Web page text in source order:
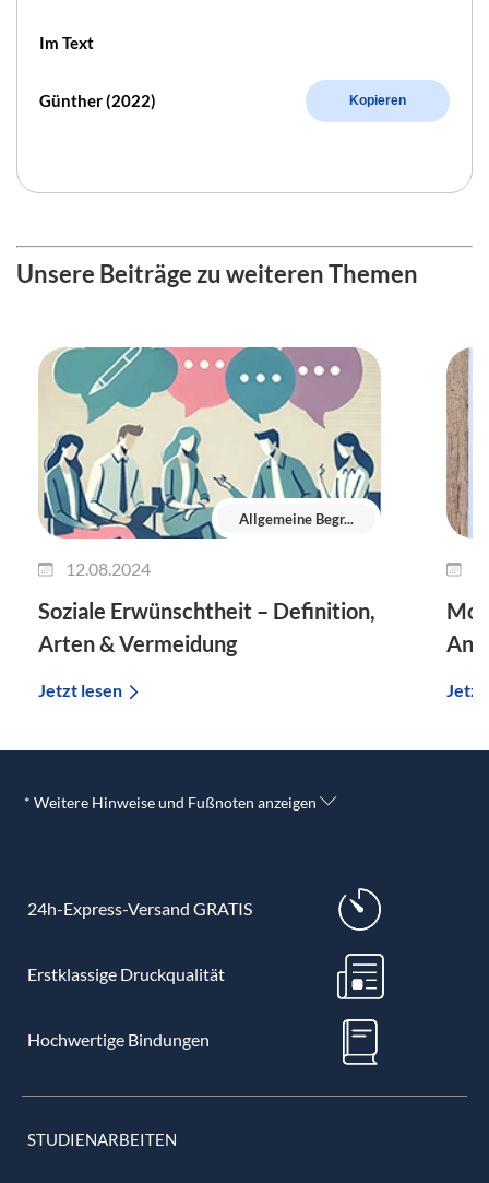
Im Text
Günther (2022) Kopieren
Unsere Beiträge zu weiteren Themen
Allgemeine Begr...
12.08.2024
Soziale Erwünschtheit – Definition,
Arten & Vermeidung
Jetzt lesen Jetzt
* Weitere Hinweise und Fußnoten anzeigen
24h-Express-Versand GRATIS
Erstklassige Druckqualität
Hochwertige Bindungen
STUDIENARBEITEN